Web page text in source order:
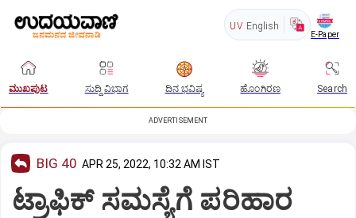
UV English
E-Paper
ಮುಖಪುಟ ಸುದ್ದಿ ವಿಭಾಗ ದಿನ ಭವಿಷ್ಯ ಹೊಂಗಿರಣ Search
ADVERTISEMENT
BIG 40 APR 25, 2022, 10:32 AM IST
ಟ್ರಾಫಿಕ್ ಸಮಸ್ಯೆಗೆ ಪರಿಹಾರ